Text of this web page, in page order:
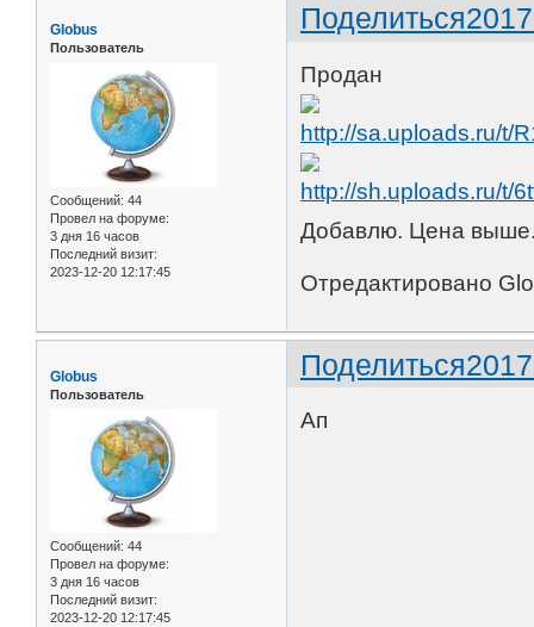
Поделиться
Globus
Пользователь
Сообщений: 44
Провел на форуме:
3 дня 16 часов
Последний визит:
2023-12-20 12:17:45
Продан
Добавлю. Цена
Отредактировано
Поделиться
Globus
Пользователь
Сообщений: 44
Провел на форуме:
3 дня 16 часов
Последний визит:
2023-12-20 12:17:45
Ап